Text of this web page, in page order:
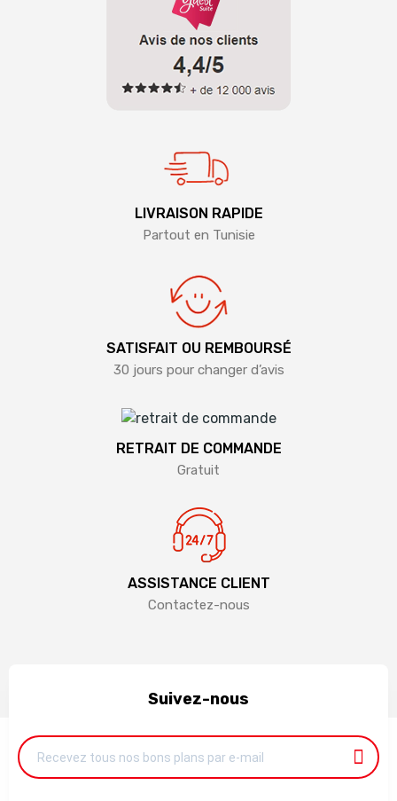
LIVRAISON RAPIDE
Partout en Tunisie
SATISFAIT OU REMBOURSÉ
30 jours pour changer d’avis
RETRAIT DE COMMANDE
Gratuit
ASSISTANCE CLIENT
Contactez-nous
Suivez-nous